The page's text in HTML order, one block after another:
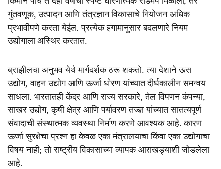
गुंतवणूक, उत्पादन आणि तंत्रज्ञान विकासाचे नियोजन अधिक
प्रभावीपणे करता येईल. प्रत्येक हंगामानुसार बदलणारे नियम
उद्योगाला अस्थिर करतात.
ब्राझीलचा अनुभव येथे मार्गदर्शक ठरू शकतो. त्या देशाने ऊस
उद्योग, वाहन उद्योग आणि ऊर्जा धोरण यांच्यात दीर्घकालीन समन्वय
साधला. भारतातही केंद्र आणि राज्य सरकारे, तेल विपणन कंपन्या,
साखर उद्योग, कृषी क्षेत्र आणि पर्यावरण तज्ज्ञ यांच्यात सातत्यपूर्ण
संवादाची संस्थात्मक व्यवस्था निर्माण करणे आवश्यक आहे. कारण
ऊर्जा सुरक्षेचा प्रश्न हा केवळ एका मंत्रालयाचा किंवा एका उद्योगाचा
विषय नाही; तो राष्ट्रीय विकासाच्या व्यापक आराखड्याशी जोडलेला
आहे.